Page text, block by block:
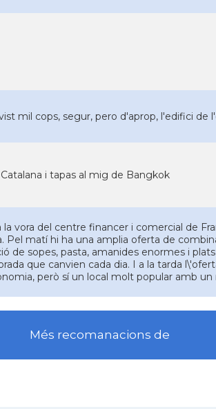
mil cops, segur, pero d'aprop, l'edifici
i tapas al mig de Bangkok
la vora del centre financer i comercial de
Pel matí hi ha una amplia oferta de
de sopes, pasta, amanides enormes i
que canvien cada dia. I a la tarda
però sí un local molt popular amb
Més recomanacions de